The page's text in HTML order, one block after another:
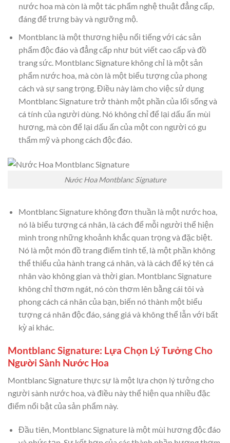
nước hoa mà còn là một tác phẩm nghệ thuật đẳng cấp,
đáng để trưng bày và ngưỡng mộ.
Montblanc là một thương hiệu nổi tiếng với các sản
phẩm độc đáo và đẳng cấp như bút viết cao cấp và đồ
trang sức. Montblanc Signature không chỉ là một sản
phẩm nước hoa, mà còn là một biểu tượng của phong
cách và sự sang trọng. Điều này làm cho việc sử dụng
Montblanc Signature trở thành một phần của lối sống và
cá tính của người dùng. Nó không chỉ để lại dấu ấn mùi
hương, mà còn để lại dấu ấn của một con người có gu
thẩm mỹ và phong cách độc đáo.
Nước Hoa Montblanc Signature
Montblanc Signature không đơn thuần là một nước hoa,
nó là biểu tượng cá nhân, là cách để mỗi người thể hiện
mình trong những khoảnh khắc quan trọng và đặc biệt.
Nó là một món đồ trang điểm tinh tế, là một phần không
thể thiếu của hành trang cá nhân, và là cách để ký tên cá
nhân vào không gian và thời gian. Montblanc Signature
không chỉ thơm ngát, nó còn thơm lên bằng cái tôi và
phong cách cá nhân của bạn, biến nó thành một biểu
tượng cá nhân độc đáo, sáng giá và không thể lẫn với bất
kỳ ai khác.
Montblanc Signature: Lựa Chọn Lý Tưởng Cho
Người Sành Nước Hoa
Montblanc Signature thực sự là một lựa chọn lý tưởng cho
người sành nước hoa, và điều này thể hiện qua nhiều đặc
điểm nổi bật của sản phẩm này.
Đầu tiên, Montblanc Signature là một mùi hương độc đáo